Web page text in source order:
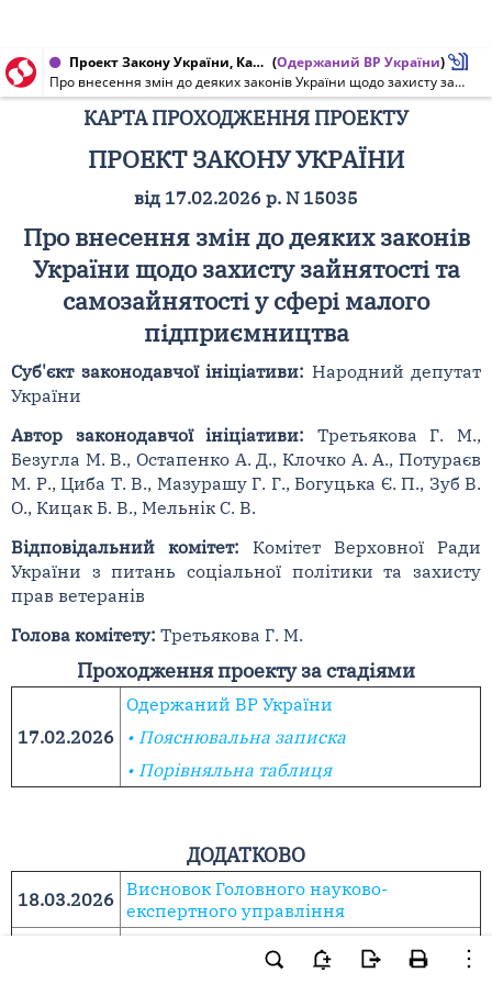
Проект Закону України, Карта проходження проекту від 17.02.2026 № 15035 (Одержаний ВР України)
Про внесення змін до деяких законів України щодо захисту зайнятості та самозайнятості у сфері малого підприємництва